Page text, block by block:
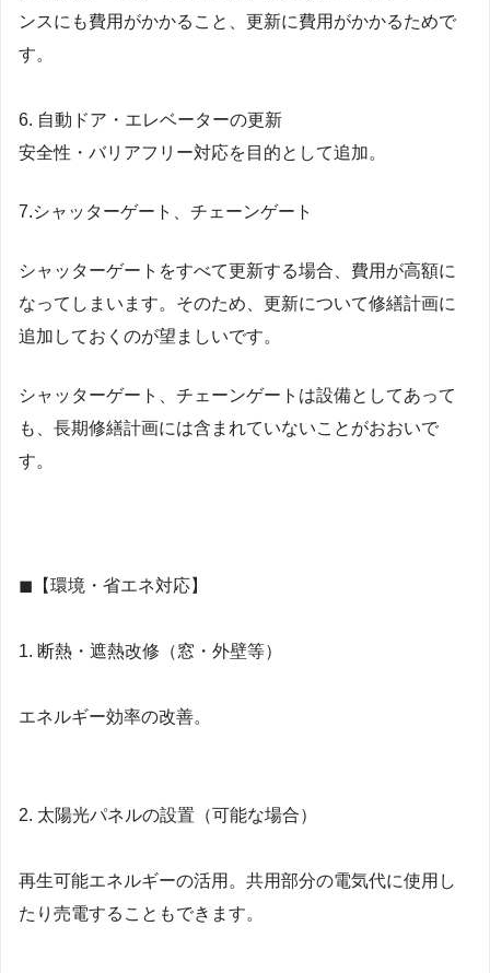
ンスにも費用がかかること、更新に費用がかかるためで
す。
6. 自動ドア・エレベーターの更新
安全性・バリアフリー対応を目的として追加。
7.シャッターゲート、チェーンゲート
シャッターゲートをすべて更新する場合、費用が高額に
なってしまいます。そのため、更新について修繕計画に
追加しておくのが望ましいです。
シャッターゲート、チェーンゲートは設備としてあって
も、長期修繕計画には含まれていないことがおおいで
す。
◼【環境・省エネ対応】
1. 断熱・遮熱改修（窓・外壁等）
エネルギー効率の改善。
2. 太陽光パネルの設置（可能な場合）
再生可能エネルギーの活用。共用部分の電気代に使用し
たり売電することもできます。